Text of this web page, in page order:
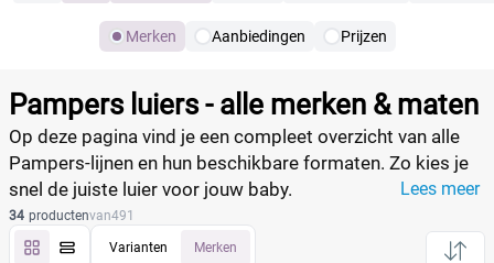
Merken Aanbiedingen Prijzen
Filter Reset alle filters
Merk
Pampers luiers - alle merken & maten
Op deze pagina vind je een compleet overzicht van alle
Pampers‑lijnen en hun beschikbare formaten. Zo kies je
snel de juiste luier voor jouw baby.
Lees meer
34 productenvan491
Varianten Merken